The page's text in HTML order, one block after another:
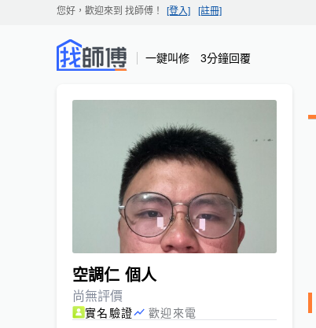
您好，歡迎來到 找師傅 ！ [登入] [註冊]
一鍵叫修 3分鐘回覆
空調仁 個人
尚無評價
實名驗證
歡迎來電